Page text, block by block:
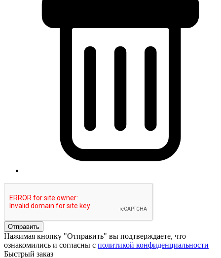
Отправить
Нажимая кнопку "Отправить" вы подтверждаете, что
ознакомились и согласны с политикой конфиденциальности
Быстрый заказ